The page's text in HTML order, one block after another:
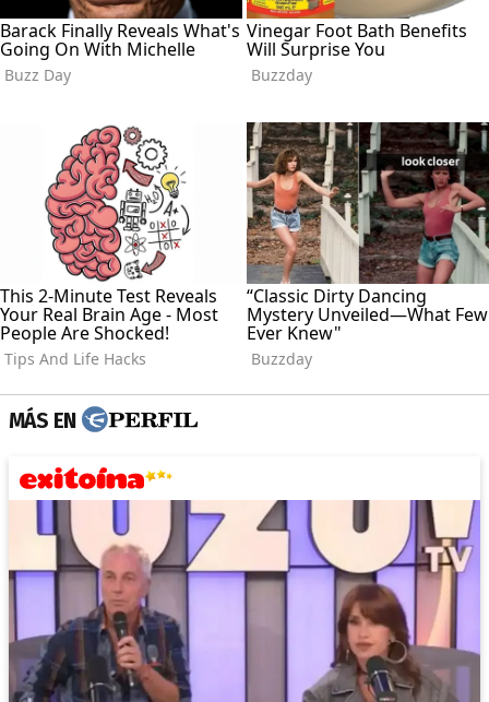
MÁS EN